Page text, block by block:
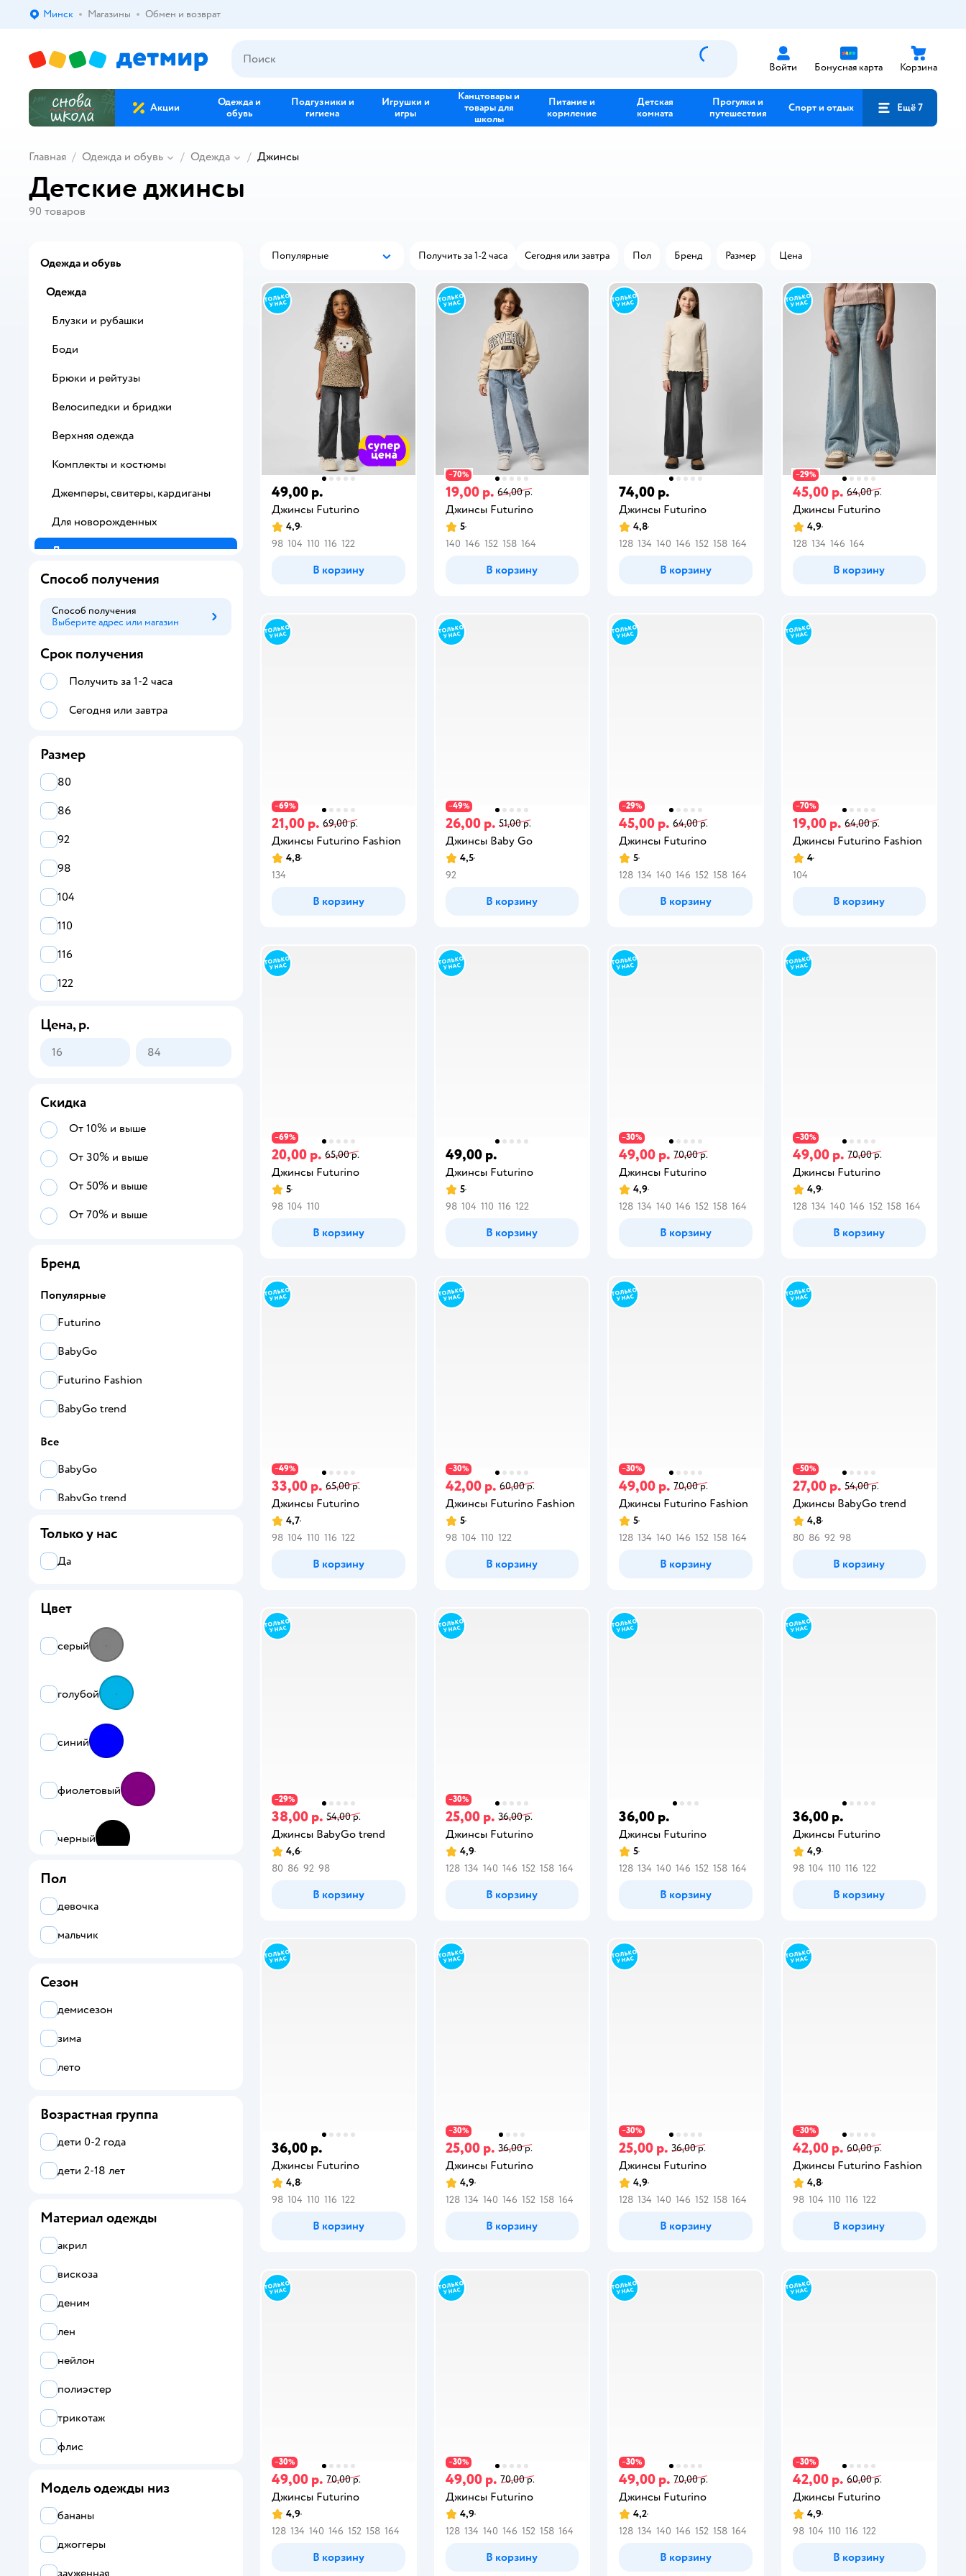
Выбор адреса доставки.
Минск Магазины Обмен и возврат
Войти Бонусная карта Корзина
Акции
Одежда и
обувь
Подгузники и
гигиена
Игрушки и
игры
Канцтовары и
товары для
школы
Питание и
кормление
Детская
комната
Прогулки и
путешествия
Спорт и отдых Ещё 7
Главная Одежда и обувь Одежда Джинсы
Детские джинсы
90 товаров
Популярные
Популярные Получить за 1-2 часа Сегодня или завтра Пол Бренд Размер Цена
49,00 р.
Джинсы Futurino
4,9
98 104 110 116 122
В корзину
−70%
19,00 р. 64,00 р.
Джинсы Futurino
5
140 146 152 158 164
В корзину
74,00 р.
Джинсы Futurino
4,8
128 134 140 146 152 158 164
В корзину
−29%
45,00 р. 64,00 р.
Джинсы Futurino
4,9
128 134 146 164
В корзину
−69%
21,00 р. 69,00 р.
Джинсы Futurino Fashion
4,8
134
В корзину
−49%
26,00 р. 51,00 р.
Джинсы Baby Go
4,5
92
В корзину
−29%
45,00 р. 64,00 р.
Джинсы Futurino
5
128 134 140 146 152 158 164
В корзину
−70%
19,00 р. 64,00 р.
Джинсы Futurino Fashion
4
104
В корзину
−69%
20,00 р. 65,00 р.
Джинсы Futurino
5
98 104 110
В корзину
49,00 р.
Джинсы Futurino
5
98 104 110 116 122
В корзину
−30%
49,00 р. 70,00 р.
Джинсы Futurino
4,9
128 134 140 146 152 158 164
В корзину
−30%
49,00 р. 70,00 р.
Джинсы Futurino
4,9
128 134 140 146 152 158 164
В корзину
−49%
33,00 р. 65,00 р.
Джинсы Futurino
4,7
98 104 110 116 122
В корзину
−30%
42,00 р. 60,00 р.
Джинсы Futurino Fashion
5
98 104 110 122
В корзину
−30%
49,00 р. 70,00 р.
Джинсы Futurino Fashion
5
128 134 140 146 152 158 164
В корзину
−50%
27,00 р. 54,00 р.
Джинсы BabyGo trend
4,8
80 86 92 98
В корзину
−29%
38,00 р. 54,00 р.
Джинсы BabyGo trend
4,6
80 86 92 98
В корзину
−30%
25,00 р. 36,00 р.
Джинсы Futurino
4,9
128 134 140 146 152 158 164
В корзину
36,00 р.
Джинсы Futurino
5
128 134 140 146 152 158 164
В корзину
36,00 р.
Джинсы Futurino
4,9
98 104 110 116 122
В корзину
36,00 р.
Джинсы Futurino
4,8
98 104 110 116 122
В корзину
−30%
25,00 р. 36,00 р.
Джинсы Futurino
4,9
128 134 140 146 152 158 164
В корзину
−30%
25,00 р. 36,00 р.
Джинсы Futurino
4,9
128 134 140 146 152 158 164
В корзину
−30%
42,00 р. 60,00 р.
Джинсы Futurino Fashion
4,8
98 104 110 116 122
В корзину
−30%
49,00 р. 70,00 р.
Джинсы Futurino
4,9
128 134 140 146 152 158 164
В корзину
−30%
49,00 р. 70,00 р.
Джинсы Futurino
4,9
128 134 140 146 152 158 164
В корзину
−30%
49,00 р. 70,00 р.
Джинсы Futurino
4,2
128 134 140 146 152 158 164
В корзину
−30%
42,00 р. 60,00 р.
Джинсы Futurino
4,9
98 104 110 116 122
В корзину
Одежда и обувь
Одежда
Блузки и рубашки
Боди
Брюки и рейтузы
Велосипедки и бриджи
Верхняя одежда
Комплекты и костюмы
Джемперы, свитеры, кардиганы
Для новорожденных
Джинсы
Жилеты
Карнавальные костюмы и
аксессуары
Комбинезоны и полукомбинезоны
Пляжная одежда
Легинсы и джеггинсы
Платья и сарафаны
Водолазки и лонгсливы
Поло
Спортивная одежда
Толстовки, свитшоты, худи
Футболки и топы
Школьная одежда
Юбки и шорты
Одежда для девочек
Одежда для мальчиков
Одежда для малышей
Способ получения
Способ получения
Выберите адрес или магазин
Способ получения
Срок получения
Получить за 1-2 часа
Сегодня или завтра
Размер
80
86
92
98
104
110
116
122
146
152
158
164
Цена, р.
Скидка
От 10% и выше
От 30% и выше
От 50% и выше
От 70% и выше
Бренд
Популярные
Futurino
BabyGo
Futurino Fashion
BabyGo trend
Все
BabyGo
BabyGo trend
Futurino Fashion
Только у нас
Да
Цвет
серый
голубой
синий
фиолетовый
черный
бежевый
хаки
Пол
девочка
мальчик
Сезон
демисезон
зима
лето
Возрастная группа
дети 0-2 года
дети 2-18 лет
Материал одежды
акрил
вискоза
деним
лен
нейлон
полиэстер
трикотаж
флис
Модель одежды низ
бананы
джоггеры
зауженная